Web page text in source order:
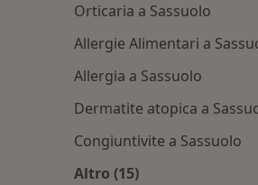
Orticaria a Sassuolo
Allergie Alimentari a
Allergia a Sassuolo
Dermatite atopica a
Congiuntivite a Sassuolo
Altro (15)